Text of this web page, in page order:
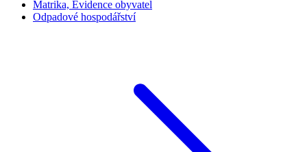
Matrika, Evidence obyvatel
Odpadové hospodářství